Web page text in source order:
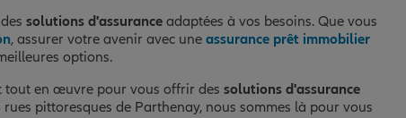
solutions d'assurance adaptées à vos besoins. Que vous
, assurer votre avenir avec une assurance prêt immobilier
options.
tout en œuvre pour vous offrir des solutions d'assurance
pittoresques de Parthenay, nous sommes là pour vous